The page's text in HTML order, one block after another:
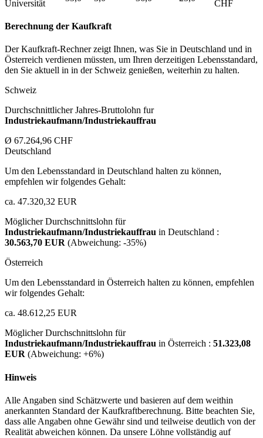
Universität
CHF
Berechnung der Kaufkraft
Der Kaufkraft-Rechner zeigt Ihnen, was Sie in Deutschland und in
Österreich verdienen müssten, um Ihren derzeitigen Lebensstandard,
den Sie aktuell in in der Schweiz genießen, weiterhin zu halten.
Schweiz
Durchschnittlicher Jahres-Bruttolohn fur
Industriekaufmann/Industriekauffrau
Ø 67.264,96 CHF
Deutschland
Um den Lebensstandard in Deutschland halten zu können,
empfehlen wir folgendes Gehalt:
ca. 47.320,32 EUR
Möglicher Durchschnittslohn für
Industriekaufmann/Industriekauffrau in Deutschland :
30.563,70 EUR (Abweichung: -35%)
Österreich
Um den Lebensstandard in Österreich halten zu können, empfehlen
wir folgendes Gehalt:
ca. 48.612,25 EUR
Möglicher Durchschnittslohn für
Industriekaufmann/Industriekauffrau in Österreich : 51.323,08
EUR (Abweichung: +6%)
Hinweis
Alle Angaben sind Schätzwerte und basieren auf dem weithin
anerkannten Standard der Kaufkraftberechnung. Bitte beachten Sie,
dass alle Angaben ohne Gewähr sind und teilweise deutlich von der
Realität abweichen können. Da unsere Löhne vollständig auf